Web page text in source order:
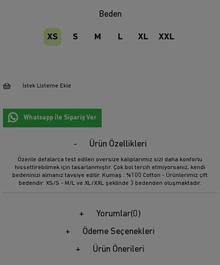
Beden
XS S M L XL XXL
İstek Listeme Ekle
Whatsapp ile Sipariş Ver
Ürün Özellikleri
Özenle defalarca test edilen oversize kalıplarımız sizi daha konforlu
hissettirebilmek için tasarlanmıştır. Çok bol tercih etmiyorsanız, kendi
bedeninizi almanız tavsiye edilir. Kumaş : %100 Cotton - Ürünlerimiz çift
bedendir. XS/S - M/L ve XL/XXL şeklinde 3 bedenden oluşmaktadır.
Yorumlar(0)
Ödeme Seçenekleri
Ürün Önerileri